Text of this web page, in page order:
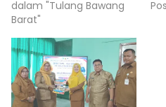
dalam "Tulang Bawang
Barat"